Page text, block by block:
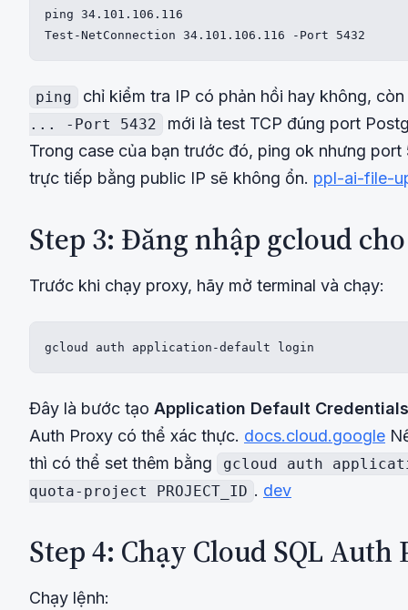
ping 34.101.106.116
Test-NetConnection 34.101.106.116 -Port 5432
ping chỉ kiểm tra IP có phản hồi hay không, còn
... -Port 5432
mới là test TCP đúng port
Trong case của bạn trước đó, ping ok nhưng
trực tiếp bằng public IP sẽ không ổn. ppl-ai-file-
Step 3: Đăng nhập gcloud
Trước khi chạy proxy, hãy mở terminal và chạy:
gcloud auth application-default login
Đây là bước tạo Application Default
Auth Proxy có thể xác thực. docs.cloud.google
thì có thể set thêm bằng
gcloud auth
quota-project PROJECT_ID . dev
Step 4: Chạy Cloud SQL Auth
Chạy lệnh: